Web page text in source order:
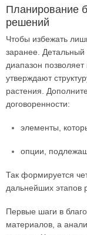
Планирование
решений
Чтобы избежать
заранее.
диапазон
утверждают
растения.
договоренности:
элементы,
опции,
Так формируется
дальнейших этапов
Первые шаги в
материалов, а